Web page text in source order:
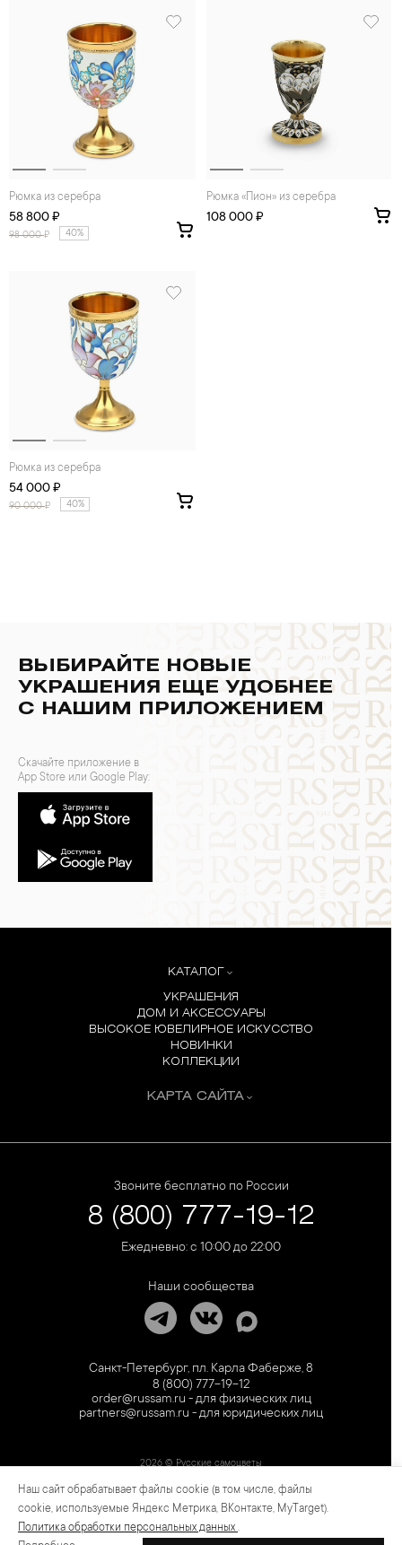
Рюмка из серебра
58 800 ₽
98 000₽ 40%
Рюмка «Пион» из серебра
108 000 ₽
Рюмка из серебра
54 000 ₽
90 000₽ 40%
ВЫБИРАЙТЕ НОВЫЕ
УКРАШЕНИЯ ЕЩЕ УДОБНЕЕ
С НАШИМ ПРИЛОЖЕНИЕМ
Скачайте приложение в
App Store или Google Play:
КАТАЛОГ
УКРАШЕНИЯ
ДОМ И АКСЕССУАРЫ
ВЫСОКОЕ ЮВЕЛИРНОЕ ИСКУССТВО
НОВИНКИ
КОЛЛЕКЦИИ
КАРТА САЙТА
Звоните бесплатно по России
8 (800) 777-19-12
Ежедневно: с 10:00 до 22:00
Наши сообщества
Санкт-Петербург, пл. Карла Фаберже, 8
8 (800) 777-19-12
order@russam.ru - для физических лиц
partners@russam.ru - для юридических лиц
2026 © Русские самоцветы
Предложение не является публичной офертой. Цены на сайте и в розничной сети
могут отличаться. Информация на сайте о товаре носит рекламный характер и
расценивается как приглашение делать оферты на основании п.1 ст. 437
Гражданского кодекса РФ.
Наш сайт обрабатывает файлы cookie (в том числе, файлы
cookie, используемые Яндекс Метрика, ВКонтакте, MyTarget).
Политика обработки персональных данных .